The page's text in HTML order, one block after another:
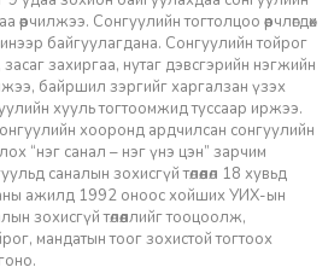
Сонгуулийн тогтолцоо өөрчлөгдөх
байгуулагдана. Сонгуулийн тойрог
захиргаа, нутаг дэвсгэрийн нэгжийн
байршил зэргийг харгалзан үзэх
хууль тогтоомжид туссаар иржээ.
хооронд ардчилсан сонгуулийн
“нэг санал – нэг үнэ цэн” зарчим
саналын зохисгүй төлөөлөл 18 хувьд
ажилд 1992 оноос хойших УИХ-ын
зохисгүй төлөөллийг тооцоолж,
мандатын тоог зохистой тогтоох